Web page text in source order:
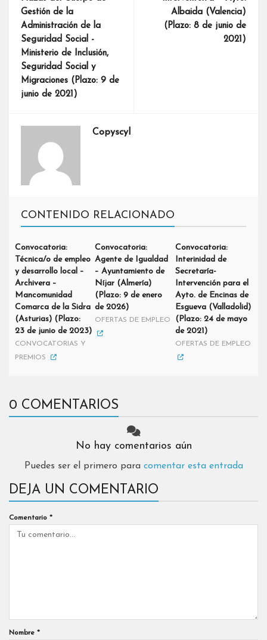
Gestión de la
Administración de la
Seguridad Social -
Ministerio de Inclusión,
Seguridad Social y
Migraciones (Plazo: 9 de
junio de 2021)
Albaida (Valencia)
(Plazo: 8 de junio de
2021)
Copyscyl
CONTENIDO RELACIONADO
Convocatoria:
Técnica/o de empleo
y desarrollo local –
Archivera –
Mancomunidad
Comarca de la Sidra
(Asturias) (Plazo:
23 de junio de 2023)
CONVOCATORIAS Y
PREMIOS
Convocatoria:
Agente de Igualdad
– Ayuntamiento de
Níjar (Almería)
(Plazo: 9 de enero
de 2026)
OFERTAS DE EMPLEO
Convocatoria:
Interinidad de
Secretaría-
Intervención para el
Ayto. de Encinas de
Esgueva (Valladolid)
(Plazo: 24 de mayo
de 2021)
OFERTAS DE EMPLEO
0 COMENTARIOS
No hay comentarios aún
Puedes ser el primero para comentar esta entrada
DEJA UN COMENTARIO
Comentario *
Nombre *